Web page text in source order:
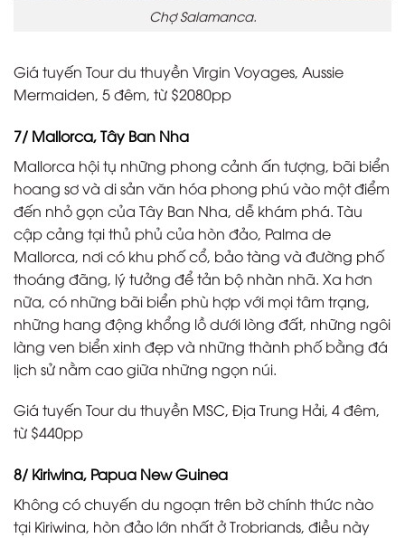
Chợ Salamanca.
Giá tuyến Tour du thuyền Virgin Voyages, Aussie
Mermaiden, 5 đêm, từ $2080pp
7/ Mallorca, Tây Ban Nha
Mallorca hội tụ những phong cảnh ấn tượng, bãi biển
hoang sơ và di sản văn hóa phong phú vào một điểm
đến nhỏ gọn của Tây Ban Nha, dễ khám phá. Tàu
cập cảng tại thủ phủ của hòn đảo, Palma de
Mallorca, nơi có khu phố cổ, bảo tàng và đường phố
thoáng đãng, lý tưởng để tản bộ nhàn nhã. Xa hơn
nữa, có những bãi biển phù hợp với mọi tâm trạng,
những hang động khổng lồ dưới lòng đất, những ngôi
làng ven biển xinh đẹp và những thành phố bằng đá
lịch sử nằm cao giữa những ngọn núi.
Giá tuyến Tour du thuyền MSC, Địa Trung Hải, 4 đêm,
từ $440pp
8/ Kiriwina, Papua New Guinea
Không có chuyến du ngoạn trên bờ chính thức nào
tại Kiriwina, hòn đảo lớn nhất ở Trobriands, điều này